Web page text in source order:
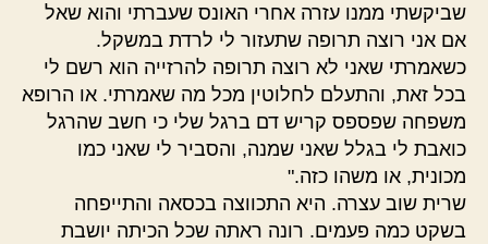
שביקשתי ממנו עזרה אחרי האונס שעברתי והוא שאל
אם אני רוצה תרופה שתעזור לי לרדת במשקל.
כשאמרתי שאני לא רוצה תרופה להרזייה הוא רשם לי
בכל זאת, והתעלם לחלוטין מכל מה שאמרתי. או הרופא
משפחה שפספס קריש דם ברגל שלי כי חשב שהרגל
כואבת לי בגלל שאני שמנה, והסביר לי שאני כמו
מכונית, או משהו כזה."
שרית שוב עצרה. היא התכווצה בכסאה והתייפחה
בשקט כמה פעמים. רונה ראתה שכל הכיתה יושבת